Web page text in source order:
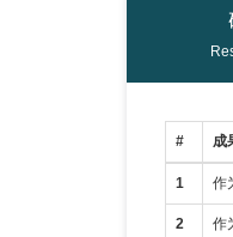
# 成
1 作
2 作